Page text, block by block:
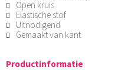
Open kruis
Elastische stof
Uitnodigend
Gemaakt van kant
Productinformatie